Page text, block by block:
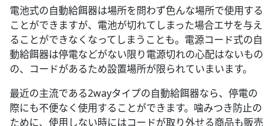
電池式の自動給餌器は場所を問わず色んな場所で使用する
ことができますが、電池が切れてしまった場合エサを与え
ることができなくなってしまうことも。電源コード式の自
動給餌器は停電などがない限り電源切れの心配はないもの
の、コードがあるため設置場所が限られていまいます。
最近の主流である2wayタイプの自動給餌器なら、停電の
際にも不便なく使用することができます。噛みつき防止の
ために、使用しない時にはコードが取り外せる商品も販売